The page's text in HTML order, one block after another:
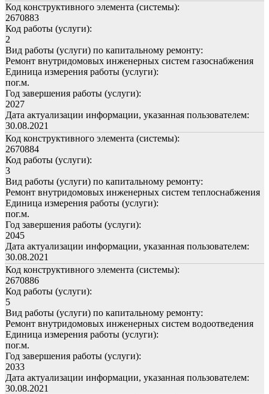
Код конструктивного элемента (системы):
2670883
Код работы (услуги):
2
Вид работы (услуги) по капитальному ремонту:
Ремонт внутридомовых инженерных систем газоснабжения
Единица измерения работы (услуги):
пог.м.
Год завершения работы (услуги):
2027
Дата актуализации информации, указанная пользователем:
30.08.2021
Код конструктивного элемента (системы):
2670884
Код работы (услуги):
3
Вид работы (услуги) по капитальному ремонту:
Ремонт внутридомовых инженерных систем теплоснабжения
Единица измерения работы (услуги):
пог.м.
Год завершения работы (услуги):
2045
Дата актуализации информации, указанная пользователем:
30.08.2021
Код конструктивного элемента (системы):
2670886
Код работы (услуги):
5
Вид работы (услуги) по капитальному ремонту:
Ремонт внутридомовых инженерных систем водоотведения
Единица измерения работы (услуги):
пог.м.
Год завершения работы (услуги):
2033
Дата актуализации информации, указанная пользователем:
30.08.2021